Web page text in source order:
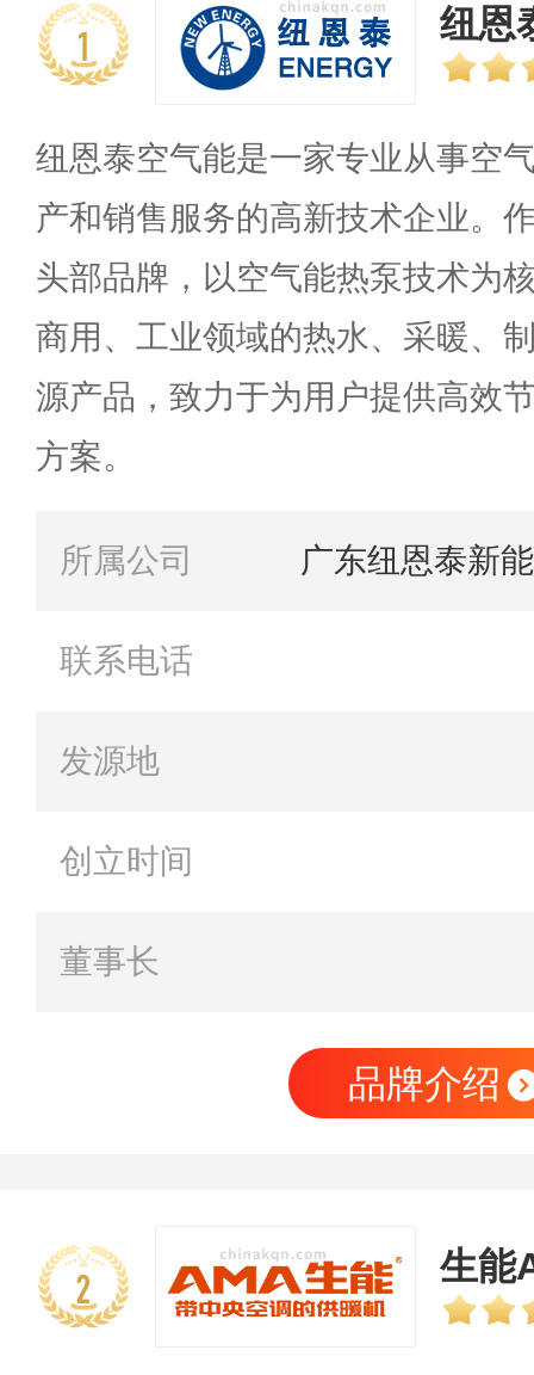
1 纽恩
纽恩泰空气能是一家专业从事空
产和销售服务的高新技术企业。
头部品牌，以空气能热泵技术为
商用、工业领域的热水、采暖、
源产品，致力于为用户提供高效
方案。
所属公司 广东纽恩泰新
联系电话
发源地
创立时间
董事长
品牌介绍
2 生能